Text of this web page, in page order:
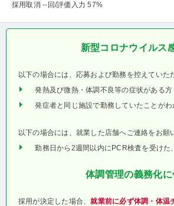
採用取消 --回/評価入力 57%
新型コロナウイルス
以下の場合には、応募および勤務を控えていた
発熱及び微熱・体調不良等の症状がある方
発症者と同じ施設で勤務していたことが
以下の場合には、就業した店舗へご連絡をお願
勤務日から2週間以内にPCR検査を受けた
体調管理の義務化
採用が決定した場合、就業前に必ず体調・体温